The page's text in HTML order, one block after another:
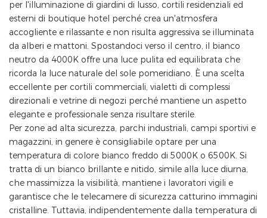
per l'illuminazione di giardini di lusso, cortili residenziali ed
esterni di boutique hotel perché crea un'atmosfera
accogliente e rilassante e non risulta aggressiva se illuminata
da alberi e mattoni. Spostandoci verso il centro, il bianco
neutro da 4000K offre una luce pulita ed equilibrata che
ricorda la luce naturale del sole pomeridiano. È una scelta
eccellente per cortili commerciali, vialetti di complessi
direzionali e vetrine di negozi perché mantiene un aspetto
elegante e professionale senza risultare sterile.
Per zone ad alta sicurezza, parchi industriali, campi sportivi e
magazzini, in genere è consigliabile optare per una
temperatura di colore bianco freddo di 5000K o 6500K. Si
tratta di un bianco brillante e nitido, simile alla luce diurna,
che massimizza la visibilità, mantiene i lavoratori vigili e
garantisce che le telecamere di sicurezza catturino immagini
cristalline. Tuttavia, indipendentemente dalla temperatura di